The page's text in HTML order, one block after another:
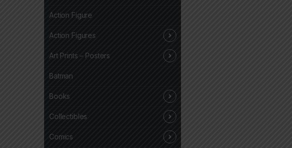
Action Figure
Action Figures
Art Prints – Posters
Batman
Books
Collectibles
Comics